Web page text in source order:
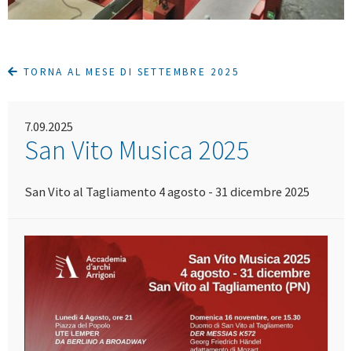
TORNA AL MESE DI SETTEMBRE 2025
7.09.2025
San Vito Musica 2025
San Vito al Tagliamento 4 agosto - 31 dicembre 2025